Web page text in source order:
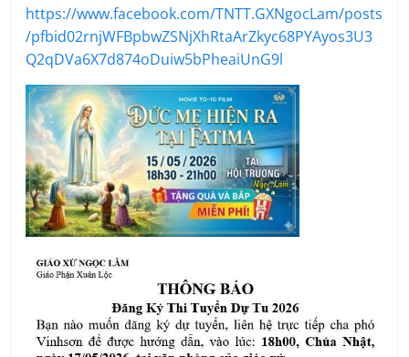
https://www.facebook.com/TNTT.GXNgocLam/posts
/pfbid02rnjWFBpbwZSNjXhRtaArZkyc68PYAyos3U3
Q2qDVa6X7d874oDuiw5bPheaiUnG9l